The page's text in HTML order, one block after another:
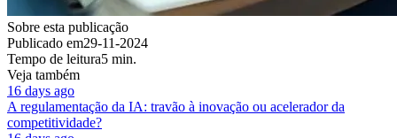
Sobre esta publicação
Publicado em29-11-2024
Tempo de leitura5 min.
Veja também
16 days ago
A regulamentação da IA: travão à inovação ou acelerador da
competitividade?